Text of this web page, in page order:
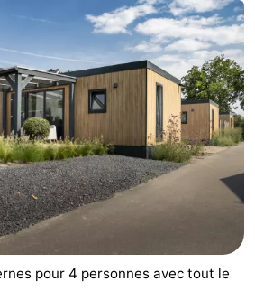
pour 4 personnes avec tout le